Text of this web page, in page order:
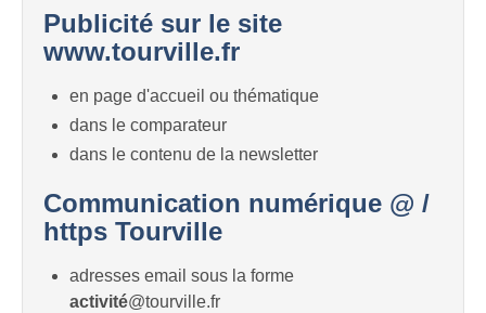
Publicité sur le site
www.tourville.fr
en page d'accueil ou thématique
dans le comparateur
dans le contenu de la newsletter
Communication numérique @ /
https Tourville
adresses email sous la forme
activité@tourville.fr